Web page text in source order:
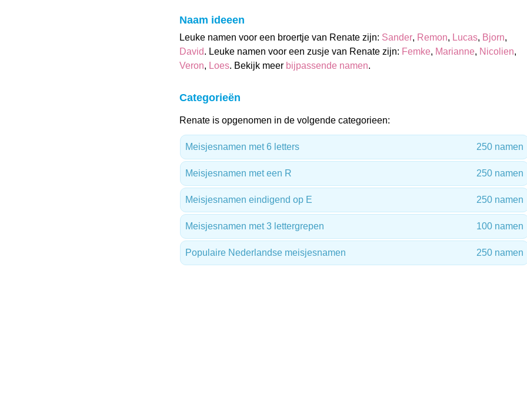
Naam ideeen
Leuke namen voor een broertje van Renate zijn: Sander, Remon, Lucas, Bjorn,
David. Leuke namen voor een zusje van Renate zijn: Femke, Marianne, Nicolien,
Veron, Loes. Bekijk meer bijpassende namen.
Categorieën
Renate is opgenomen in de volgende categorieen:
Meisjesnamen met 6 letters 250 namen
Meisjesnamen met een R 250 namen
Meisjesnamen eindigend op E 250 namen
Meisjesnamen met 3 lettergrepen 100 namen
Populaire Nederlandse meisjesnamen 250 namen